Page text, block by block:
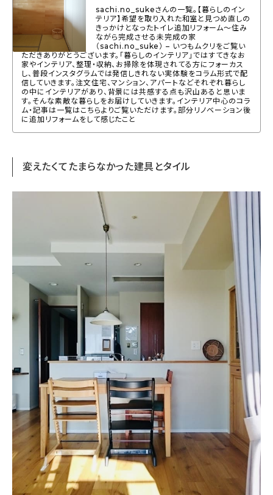
About
会社概要
プライバシーポリシー
お問い合わせ
sachi.no_sukeさんの一覧。【暮らしのイン
テリア】希望を取り入れた和室と見つめ直しの
きっかけとなったトイレ追加リフォーム～住み
ながら完成させる未完成の家
（sachi.no_suke） – いつもムクリをご覧い
ただきありがとうございます。「暮らしのインテリア」ではすてきなお
家やインテリア、整理・収納、お掃除を体現されてる方にフォーカス
し、普段インスタグラムでは発信しきれない実体験をコラム形式で配
信していきます。注文住宅、マンション、アパートなどそれぞれ暮らし
の中にインテリアがあり、背景には共感する点も沢山あると思いま
す。そんな素敵な暮らしをお届けしていきます。インテリア中心のコラ
ム・記事は一覧はこちらよりご覧いただけます。部分リノベーション後
に追加リフォームをして感じたこと
変えたくてたまらなかった建具とタイル